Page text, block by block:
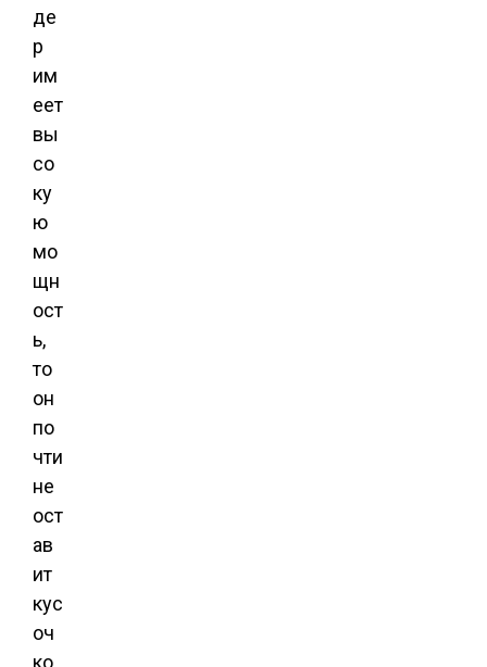
де
р
им
еет
вы
со
ку
ю
мо
щн
ост
ь,
то
он
по
чти
не
ост
ав
ит
кус
оч
ко